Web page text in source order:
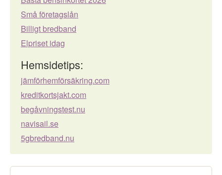
Små företagslån
Billigt bredband
Elpriset idag
Hemsidetips:
jämförhemförsäkring.com
kreditkortsjakt.com
begåvningstest.nu
navisail.se
5gbredband.nu